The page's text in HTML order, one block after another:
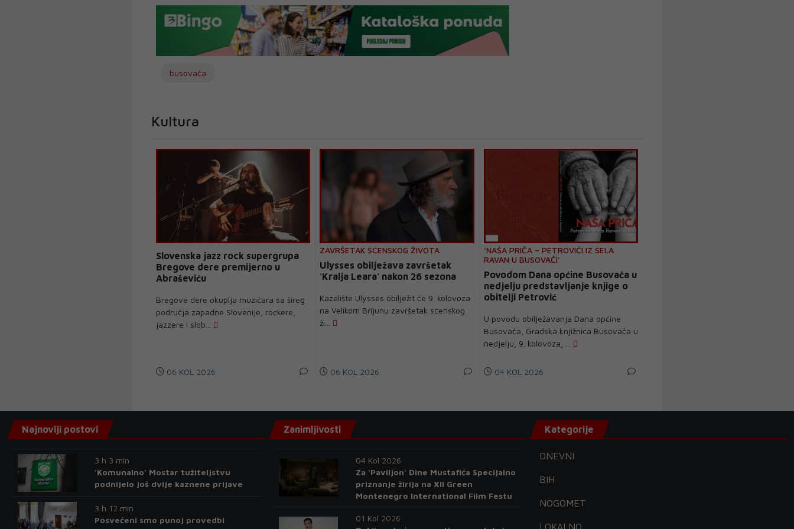
busovača
Kultura
Slovenska jazz rock supergrupa
Bregove dere premijerno u
Abraševiću
Bregove dere okuplja muzičara sa šireg
područja zapadne Slovenije, rockere,
jazzere i slob...
06 KOL 2026
ZAVRŠETAK SCENSKOG ŽIVOTA
Ulysses obilježava završetak
'Kralja Leara' nakon 26 sezona
Kazalište Ulysses obilježit će 9. kolovoza
na Velikom Brijunu završetak scenskog
ži...
06 KOL 2026
'NAŠA PRIČA – PETROVIĆI IZ SELA
RAVAN U BUSOVAČI'
Povodom Dana općine Busovača u
nedjelju predstavljanje knjige o
obitelji Petrović
U povodu obilježavanja Dana općine
Busovača, Gradska knjižnica Busovača u
nedjelju, 9. kolovoza, ...
04 KOL 2026
Najnoviji postovi
3 h 3 min
'Komunalno' Mostar tužiteljstvu
podnijelo još dvije kaznene prijave
3 h 12 min
Posvećeni smo punoj provedbi
Zanimljivosti
04 Kol 2026
Za 'Paviljon' Dine Mustafića Specijalno
priznanje žirija na XII Green
Montenegro International Film Festu
01 Kol 2026
Kategorije
DNEVNI
BIH
NOGOMET
LOKALNO